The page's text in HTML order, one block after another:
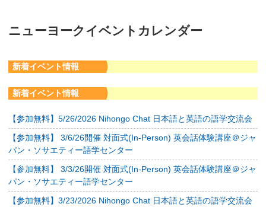
ニューヨークイベントカレンダー
新着イベント情報
新着イベント情報
【参加無料】5/26/2026 Nihongo Chat 日本語と英語の語学交流会
【参加無料】 3/6/26開催 対面式(In-Person) 英会話体験講座＠ジャ
パン・ソサエティー語学センター
【参加無料】 3/3/26開催 対面式(In-Person) 英会話体験講座＠ジャ
パン・ソサエティー語学センター
【参加無料】3/23/2026 Nihongo Chat 日本語と英語の語学交流会